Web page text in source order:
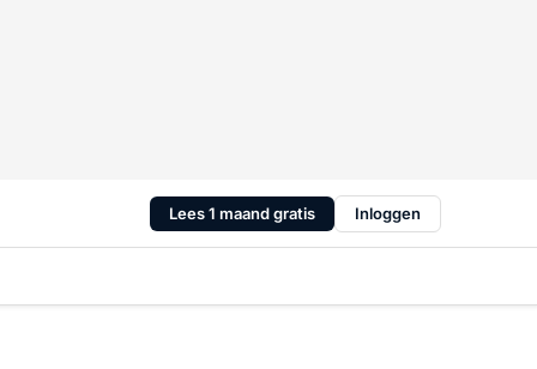
Lees 1 maand gratis Inloggen